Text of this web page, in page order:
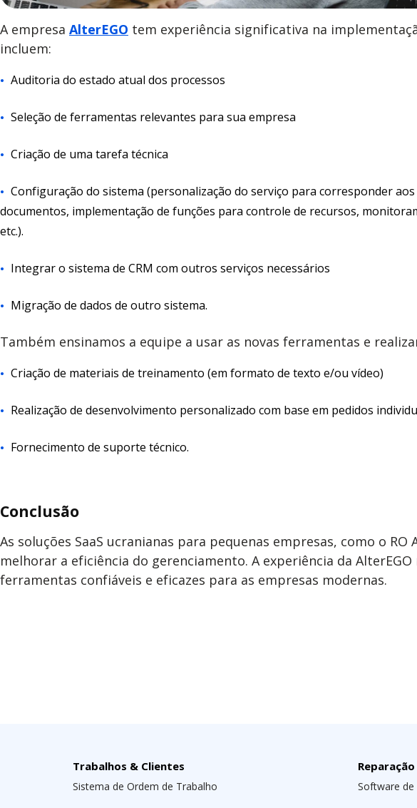
A empresa AlterEGO tem experiência significativa na
incluem:
Auditoria do estado atual dos processos
Seleção de ferramentas relevantes para sua empresa
Criação de uma tarefa técnica
Configuração do sistema (personalização do serviço para corresponder
documentos, implementação de funções para controle de recursos,
etc.).
Integrar o sistema de CRM com outros serviços necessários
Migração de dados de outro sistema.
Também ensinamos a equipe a usar as novas ferramentas e
Criação de materiais de treinamento (em formato de texto e/ou vídeo)
Realização de desenvolvimento personalizado com base em pedidos
Fornecimento de suporte técnico.
Conclusão
As soluções SaaS ucranianas para pequenas empresas, como o
melhorar a eficiência do gerenciamento. A experiência da
ferramentas confiáveis e eficazes para as empresas modernas.
Trabalhos & Clientes
Sistema de Ordem de Trabalho
Software de